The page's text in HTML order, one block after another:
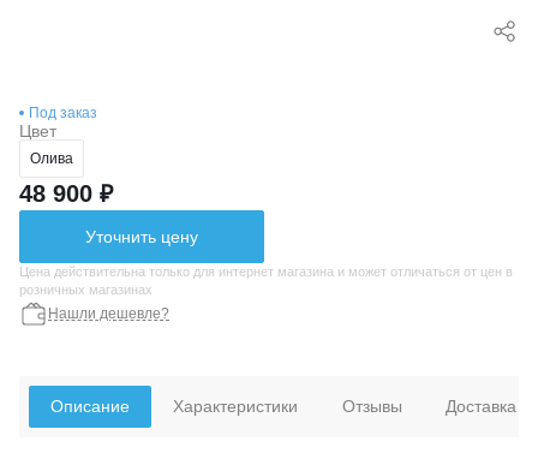
Под заказ
Цвет
Олива
48 900 ₽
Уточнить цену
Цена действительна только для интернет магазина и может отличаться от цен в
розничных магазинах
Нашли дешевле?
Описание Характеристики Отзывы Доставка